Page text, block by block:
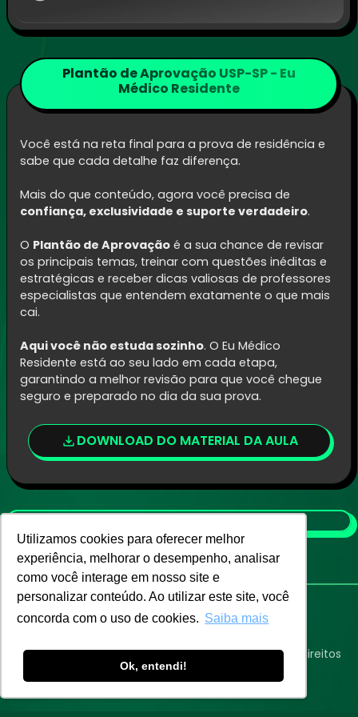
Utilizamos cookies para oferecer melhor
experiência, melhorar o desempenho, analisar
como você interage em nosso site e
personalizar conteúdo. Ao utilizar este site, você
concorda com o uso de cookies. Saiba mais
Ok, entendi!
Plantão de Aprovação USP-SP - Eu
Médico Residente
Você está na reta final para a prova de residência e
sabe que cada detalhe faz diferença.
Mais do que conteúdo, agora você precisa de
confiança, exclusividade e suporte verdadeiro.
O Plantão de Aprovação é a sua chance de revisar
os principais temas, treinar com questões inéditas e
estratégicas e receber dicas valiosas de professores
especialistas que entendem exatamente o que mais
cai.
Aqui você não estuda sozinho. O Eu Médico
Residente está ao seu lado em cada etapa,
garantindo a melhor revisão para que você chegue
seguro e preparado no dia da sua prova.
DOWNLOADDOWNLOAD DO MATERIAL DA AULA
Eu Médico Residente Ensino LTDA ©2026. Todos os direitos
reservados.